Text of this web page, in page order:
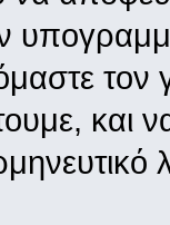
και